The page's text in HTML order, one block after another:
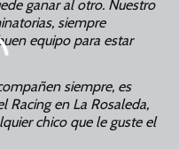
ganar al otro. Nuestro
siempre
equipo para estar
siempre, es
Racing en La Rosaleda,
chico que le guste el